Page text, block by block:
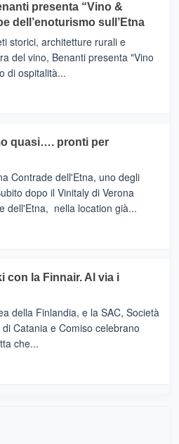
presenta “Vino &
dell’enoturismo sull’Etna
storici, architetture rurali e
del vino, Benanti presenta "Vino
di ospitalità...
quasi…. pronti per
Contrade dell'Etna, uno degli
dopo il Vinitaly di Verona
dell'Etna, nella location già...
con la Finnair. Al via i
della Finlandia, e la SAC, Società
Catania e Comiso celebrano
che...